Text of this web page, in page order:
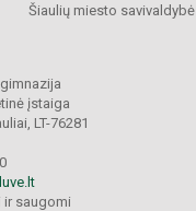
Šiaulių miesto savivaldybė
įstaiga
LT-76281
ir saugomi